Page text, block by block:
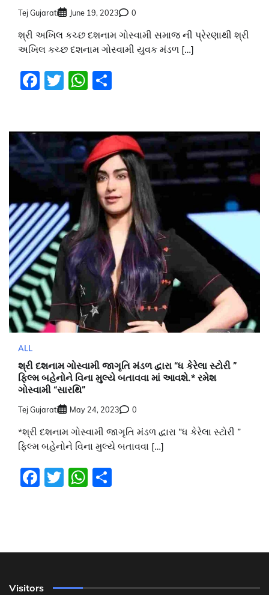
Tej Gujarati June 19, 2023 0
શ્રી અખિલ કચ્છ દશનામ ગોસ્વામી સમાજ ની પ્રેરણાથી શ્રી
અખિલ કચ્છ દશનામ ગોસ્વામી યુવક મંડળ […]
Facebook
TwitterWhatsApp
ALL
શ્રી દશનામ ગોસ્વામી જાગૃતિ મંડળ દ્વારા “ધ કેરેલા સ્ટોરી ”
ફિલ્મ બહેનોને વિના મુલ્યે બતાવવા માં આવશે.* રમેશ
ગોસ્વામી “સારથિ”
Tej Gujarati May 24, 2023 0
*શ્રી દશનામ ગોસ્વામી જાગૃતિ મંડળ દ્વારા “ધ કેરેલા સ્ટોરી ”
ફિલ્મ બહેનોને વિના મુલ્યે બતાવવા […]
Facebook
TwitterWhatsApp
Visitors